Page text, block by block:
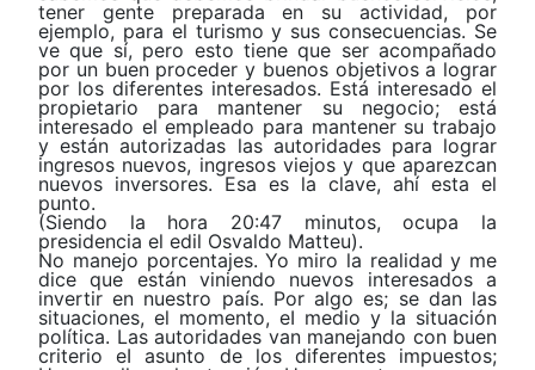
tener gente preparada en su actividad, por
ejemplo, para el turismo y sus consecuencias. Se
ve que sí, pero esto tiene que ser acompañado
por un buen proceder y buenos objetivos a lograr
por los diferentes interesados. Está interesado el
propietario para mantener su negocio; está
interesado el empleado para mantener su trabajo
y están autorizadas las autoridades para lograr
ingresos nuevos, ingresos viejos y que aparezcan
nuevos inversores. Esa es la clave, ahí esta el
punto.
(Siendo la hora 20:47 minutos, ocupa la
presidencia el edil Osvaldo Matteu).
No manejo porcentajes. Yo miro la realidad y me
dice que están viniendo nuevos interesados a
invertir en nuestro país. Por algo es; se dan las
situaciones, el momento, eI medio y la situación
política. Las autoridades van manejando con buen
criterio eI asunto de los diferentes impuestos;